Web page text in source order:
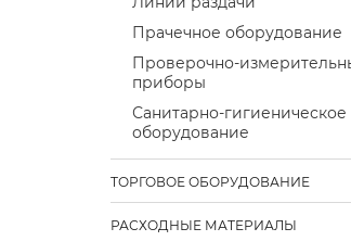
Прачечное оборудование
Проверочно-
приборы
Санитарно-гигиеническое
оборудование
ТОРГОВОЕ ОБОРУДОВАНИЕ
РАСХОДНЫЕ МАТЕРИАЛЫ